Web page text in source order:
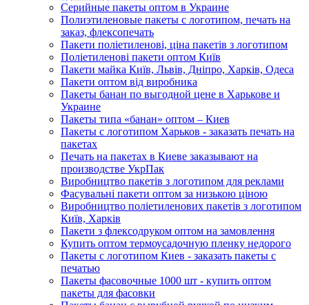
Серийные пакеты оптом в Украине
Полиэтиленовые пакеты с логотипом, печать на
заказ, флексопечать
Пакети поліетиленові, ціна пакетів з логотипом
Поліетиленові пакети оптом Київ
Пакети майка Київ, Львів, Дніпро, Харків, Одеса
Пакети оптом від виробника
Пакеты банан по выгодной цене в Харькове и
Украине
Пакеты типа «банан» оптом – Киев
Пакеты с логотипом Харьков - заказать печать на
пакетах
Печать на пакетах в Киеве заказывают на
производстве УкрПак
Виробництво пакетів з логотипом для реклами
Фасувальні пакети оптом за низькою ціною
Виробництво поліетиленових пакетів з логотипом
Київ, Харків
Пакети з флексодруком оптом на замовлення
Купить оптом термоусадочную пленку недорого
Пакеты с логотипом Киев - заказать пакеты с
печатью
Пакеты фасовочные 1000 шт - купить оптом
пакеты для фасовки